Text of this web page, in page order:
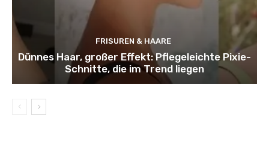
FRISUREN & HAARE
Dünnes Haar, großer Effekt: Pflegeleichte Pixie-
Schnitte, die im Trend liegen